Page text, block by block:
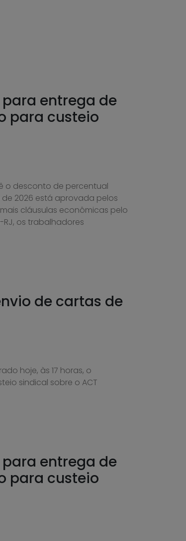
entrega de
para custeio
o desconto de percentual
2026 está aprovada pelos
cláusulas econômicas pelo
os trabalhadores
de cartas de
hoje, às 17 horas, o
sindical sobre o ACT
entrega de
para custeio